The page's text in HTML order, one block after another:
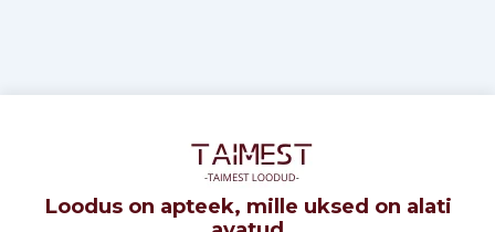
Loodus on apteek, mille uksed on alati